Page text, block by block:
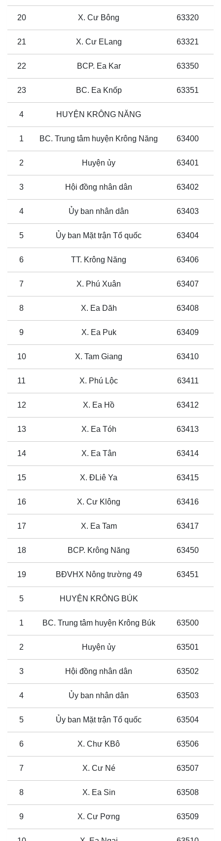
20 X. Cư Bông 63320
21 X. Cư ELang 63321
22 BCP. Ea Kar 63350
23 BC. Ea Knốp 63351
4 HUYỆN KRÔNG NĂNG
1 BC. Trung tâm huyện Krông Năng 63400
2 Huyện ủy 63401
3 Hội đồng nhân dân 63402
4 Ủy ban nhân dân 63403
5 Ủy ban Mặt trận Tổ quốc 63404
6 TT. Krông Năng 63406
7 X. Phú Xuân 63407
8 X. Ea Dăh 63408
9 X. Ea Puk 63409
10 X. Tam Giang 63410
11 X. Phú Lộc 63411
12 X. Ea Hồ 63412
13 X. Ea Tóh 63413
14 X. Ea Tân 63414
15 X. ĐLiê Ya 63415
16 X. Cư Klông 63416
17 X. Ea Tam 63417
18 BCP. Krông Năng 63450
19 BĐVHX Nông trường 49 63451
5 HUYỆN KRÔNG BÚK
1 BC. Trung tâm huyện Krông Búk 63500
2 Huyện ủy 63501
3 Hội đồng nhân dân 63502
4 Ủy ban nhân dân 63503
5 Ủy ban Mặt trận Tổ quốc 63504
6 X. Chư KBô 63506
7 X. Cư Né 63507
8 X. Ea Sin 63508
9 X. Cư Pơng 63509